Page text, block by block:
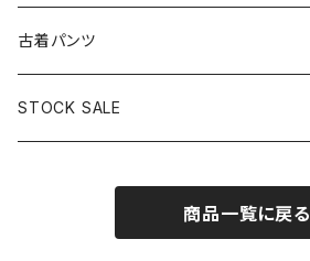
古着オールインワン
古着オーバーオール
古着半袖プルオーバー
古着長袖Ｔシャツ
古着半袖Ｔシャツ
古着ベスト
古着キャミソール
古着ポロシャツ
古着半袖ニット
古着ニットアウター
古着ライトコート
古着ヘビージャケット
古着ロング丈スカート (丈76cm-)
古着膝丈スカート (丈56-75cm)
古着ミニ丈スカート (丈56-75cm)
古着パンツ
古着ロング丈パンツ
STOCK SALE
Autumn / Winter
商品一覧に戻る